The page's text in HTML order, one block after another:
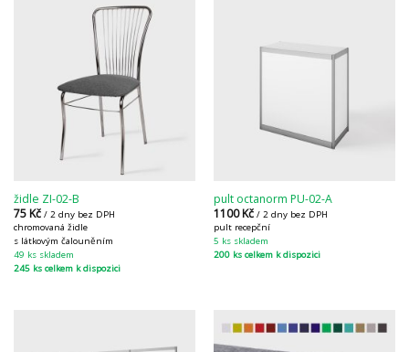
židle ZI-02-B
75Kč / 2 dny bez DPH
chromovaná židle
s látkovým čalouněním
49 ks skladem
245 ks celkem k dispozici
pult octanorm PU-02-A
1100Kč / 2 dny bez DPH
pult recepční
5 ks skladem
200 ks celkem k dispozici